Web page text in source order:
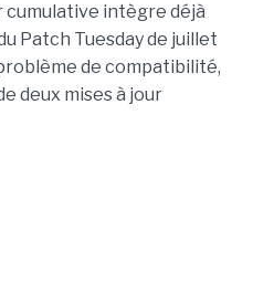
cumulative intègre déjà
Patch Tuesday de juillet
de compatibilité,
deux mises à jour